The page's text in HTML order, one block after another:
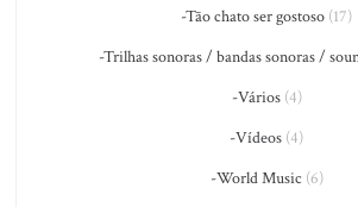
-Tão chato ser gostoso (17)
-Trilhas sonoras / bandas sonoras /
-Vários(4)
-Vídeos (4)
-World Music (6)